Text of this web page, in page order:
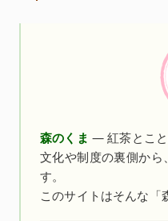
森のくま — 紅茶とこと
文化や制度の裏側か
す。
このサイトはそんな「